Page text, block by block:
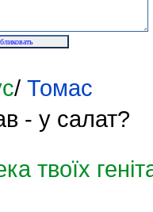
/ Томас
- у салат?
твоїх